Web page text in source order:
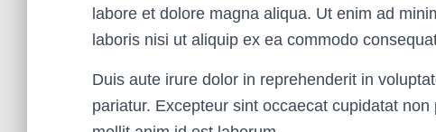
labore et dolore magna aliqua. Ut enim ad
laboris nisi ut aliquip ex ea commodo
Duis aute irure dolor in reprehenderit in
pariatur. Excepteur sint occaecat cupidatat